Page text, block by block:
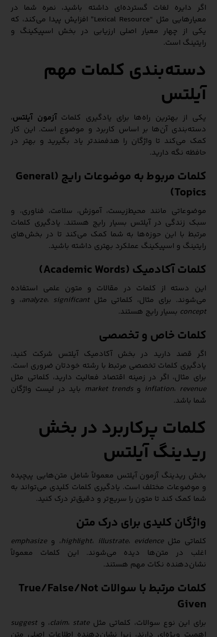
اگر دایره لغات گسترده‌ای داشته باشید، نمره شما در
معیارهایی مثل “Lexical Resource” افزایش پیدا می‌کند، که
یکی از چهار معیار اصلی ارزیابی در بخش اسپیکینگ و
رایتینگ است.
دسته‌بندی کلمات مهم
آیلتس
یکی از بهترین راه‌ها برای یادگیری کلماتآزمون آیلتس،
دسته‌بندی آن‌ها بر اساس کاربرد و موضوع است. این کار
کمک می‌کند تا واژگان را هدفمندتر یاد بگیرید و بهتر در
حافظه نگه دارید.
کلمات مربوط به موضوعات رایج (General
Topics)
موضوعاتی مانند محیط‌زیست، آموزش، سلامت، فناوری، و
سبک زندگی در آیلتس بسیار رایج هستند. یادگیری کلمات
مرتبط با این حوزه‌ها به شما کمک می‌کند تا در بخش‌های
رایتینگ و اسپیکینگ عملکرد بهتری داشته باشید.
کلمات آکادمیک (Academic Words)
این دسته از کلمات در مقالات و متون علمی استفاده
می‌شوند. برای مثال، کلماتی مثل
analyze، significant
، و
concept بسیار رایج هستند.
کلمات خاص و تخصصی
اگر قصد دارید در بخش آکادمیک آیلتس شرکت کنید،
یادگیری کلمات تخصصی مرتبط با رشته خودتان ضروری است.
برای مثال، اگر در زمینه اقتصاد فعالیت دارید، کلماتی مثل
inflation، revenue وmarket trends باید در لیست واژگان
شما باشد.
کلمات پرکاربرد در بخش
ریدینگ آیلتس
بخش ریدینگ آزمون آیلتس معمولاً شامل متن‌هایی پیچیده
و موضوعات مختلف است. یادگیری کلمات کلیدی می‌تواند به
شما کمک کند تا متون را سریع‌تر و دقیق‌تر درک کنید.
واژگان کلیدی برای درک متن
کلماتی مثل highlight، illustrate، evidence ، وemphasize
اغلب در متن‌ها دیده می‌شوند. این کلمات معمولاً
نشان‌دهنده نکات مهم هستند.
کلمات مرتبط با سوالات True/False/Not
Given
برای این نوع سوالات، کلماتی مثل claim، state ، وsuggest